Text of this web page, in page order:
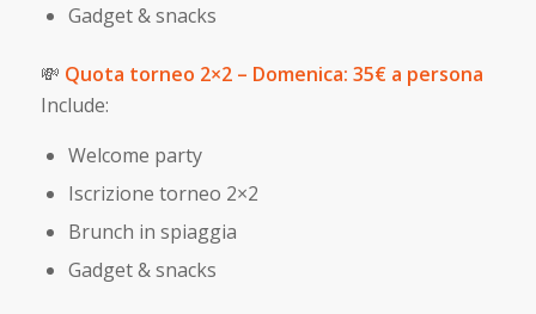
Gadget & snacks
💸 Quota torneo 2×2 – Domenica: 35€ a persona
Include:
Welcome party
Iscrizione torneo 2×2
Brunch in spiaggia
Gadget & snacks